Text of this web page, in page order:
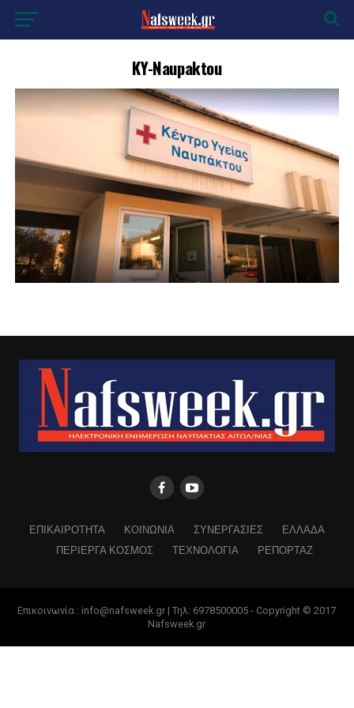
KY-Naupaktou
ΕΠΙΚΑΙΡΟΤΗΤΑ ΚΟΙΝΩΝΙΑ ΣΥΝΕΡΓΑΣΙΕΣ
ΕΛΛΑΔΑ
ΠΕΡΙΕΡΓΑ ΚΟΣΜΟΣ
ΤΕΧΝΟΛΟΓΙΑ ΡΕΠΟΡΤΑΖ
Επικοινωνία : info@nafsweek.gr | Τηλ: 6978500005 - Copyright © 2017
Nafsweek.gr